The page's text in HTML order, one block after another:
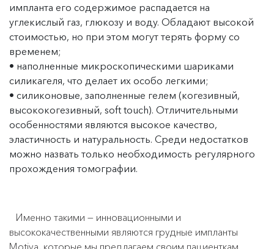
импланта его содержимое распадается на
углекислый газ, глюкозу и воду. Обладают высокой
стоимостью, но при этом могут терять форму со
временем;
наполненные микроскопическими шариками
силикагеля, что делает их особо легкими;
силиконовые, заполненные гелем (когезивный,
высококогезивный, soft touch). Отличительными
особенностями являются высокое качество,
эластичность и натуральность. Среди недостатков
можно назвать только необходимость регулярного
прохождения томографии.
Именно такими — инновационными и
высококачественными являются грудные импланты